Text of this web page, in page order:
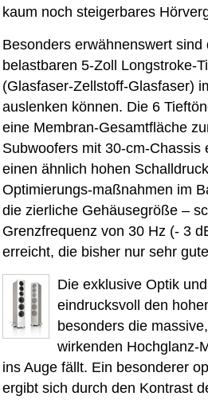
kaum noch steigerbares
Besonders erwähnenswert
belastbaren 5-Zoll Longstroke-
(Glasfaser-Zellstoff-Glasfaser)
auslenken können. Die 6
eine Membran-Gesamtfläche
Subwoofers mit 30-cm-
einen ähnlich hohen
Optimierungs-maßnahmen im
die zierliche Gehäusegröße –
Grenzfrequenz von 30 Hz (- 3
erreicht, die bisher nur sehr
Die exklusive Optik
eindrucksvoll den
besonders die
wirkenden Hochglanz-
ins Auge fällt. Ein besonderer
ergibt sich durch den Kontrast